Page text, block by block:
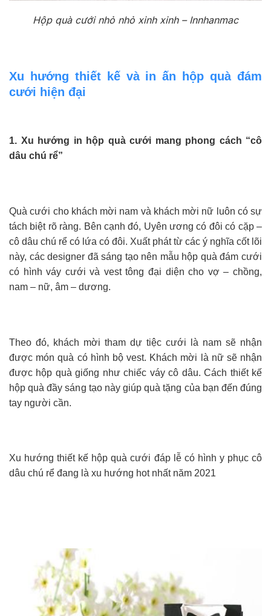
Hộp quà cưới nhỏ nhỏ xinh xinh – Innhanmac
Xu hướng thiết kế và in ấn hộp quà đám
cưới hiện đại
1. Xu hướng in hộp quà cưới mang phong cách “cô
dâu chú rể”
Quà cưới cho khách mời nam và khách mời nữ luôn có sự
tách biệt rõ ràng. Bên cạnh đó, Uyên ương có đôi có cặp –
cô dâu chú rể có lứa có đôi. Xuất phát từ các ý nghĩa cốt lõi
này, các designer đã sáng tạo nên mẫu hộp quà đám cưới
có hình váy cưới và vest tông đại diện cho vợ – chồng,
nam – nữ, âm – dương.
Theo đó, khách mời tham dự tiệc cưới là nam sẽ nhận
được món quà có hình bộ vest. Khách mời là nữ sẽ nhận
được hộp quà giống như chiếc váy cô dâu. Cách thiết kế
hộp quà đầy sáng tạo này giúp quà tặng của bạn đến đúng
tay người cần.
Xu hướng thiết kế hộp quà cưới đáp lễ có hình y phục cô
dâu chú rể đang là xu hướng hot nhất năm 2021